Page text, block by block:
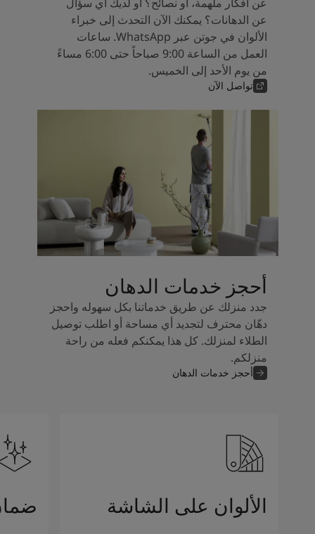
عن الدهانات؟ يمكنك الآن التحدث إلى خبراء
الألوان في جوتن عبر WhatsApp. ساعات
العمل من الساعة 9:00 صباحاً حتى 6:00 مساءً
من يوم الأحد إلى الخميس.
تواصل الآن
أحجز خدمات الدهان
جدد منزلك عن طريق خدماتنا بكل سهوله واحجز
دهّان محترف لتجديد أي مساحة أو اطلب توصيل
الطلاء لمنزلك. كل هذا يمكنكم فعله من راحة
منزلكم.
أحجز خدمات الدهان
الألوان على الشاشة